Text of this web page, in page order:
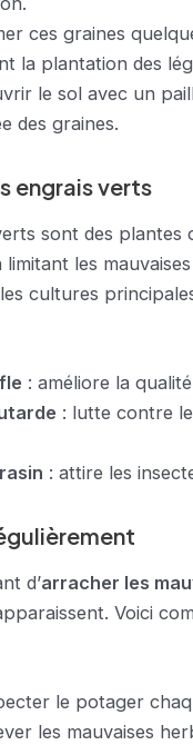
ces graines
la plantation des
le sol avec un
des graines.
engrais verts
sont des plantes
les
cultures
: améliore la
: lutte contre
: attire les
d’arracher les
Voici
le potager
les mauvaises